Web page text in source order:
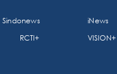
Sindonews iNews
RCTI+ VISION+